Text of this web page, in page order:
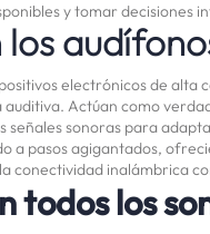
y tomar decisiones
los
electrónicos de
auditiva. Actúan como
señales sonoras para
a pasos agigantados,
conectividad inalámbrica
todos los